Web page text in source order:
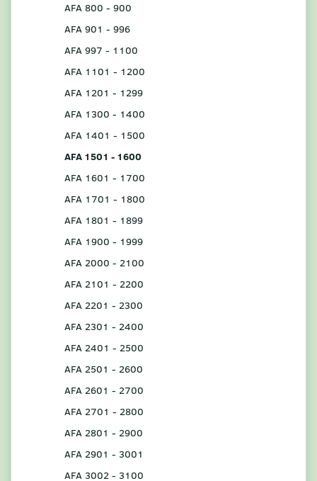
AFA 800 - 900
AFA 901 - 996
AFA 997 - 1100
AFA 1101 - 1200
AFA 1201 - 1299
AFA 1300 - 1400
AFA 1401 - 1500
AFA 1501 - 1600
AFA 1601 - 1700
AFA 1701 - 1800
AFA 1801 - 1899
AFA 1900 - 1999
AFA 2000 - 2100
AFA 2101 - 2200
AFA 2201 - 2300
AFA 2301 - 2400
AFA 2401 - 2500
AFA 2501 - 2600
AFA 2601 - 2700
AFA 2701 - 2800
AFA 2801 - 2900
AFA 2901 - 3001
AFA 3002 - 3100